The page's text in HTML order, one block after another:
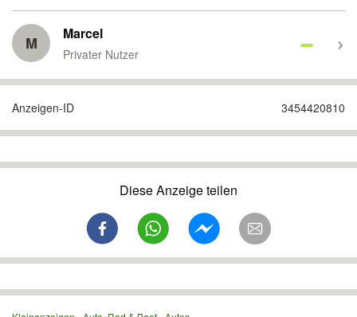
M Marcel
Privater Nutzer
Anzeigen-ID 3454420810
Diese Anzeige teilen